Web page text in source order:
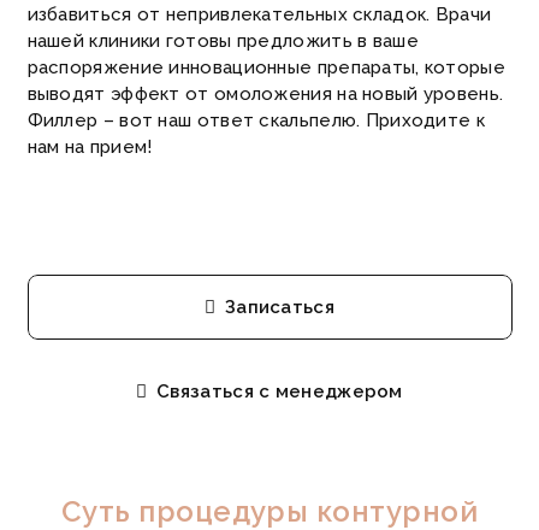
избавиться от непривлекательных складок. Врачи
нашей клиники готовы предложить в ваше
распоряжение инновационные препараты, которые
выводят эффект от омоложения на новый уровень.
Филлер – вот наш ответ скальпелю. Приходите к
нам на прием!
Записаться
Связаться с менеджером
Суть процедуры контурной